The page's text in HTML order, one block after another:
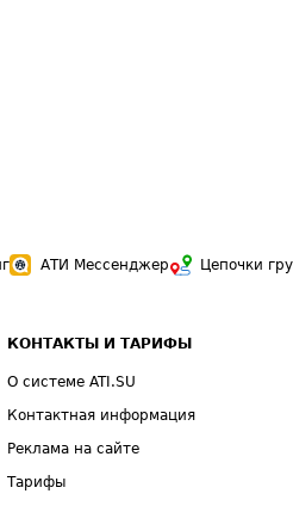
АТИ Мессенджер Цепочки
КОНТАКТЫ И ТАРИФЫ
О системе ATI.SU
Контактная информация
Реклама на сайте
Тарифы